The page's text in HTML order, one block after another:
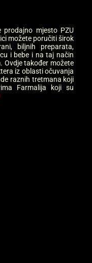
mjesto PZU
možete poručiti širok
biljnih preparata,
i bebe i na taj način
Ovdje također možete
iz oblasti očuvanja
raznih tretmana koji
Farmalija koji su